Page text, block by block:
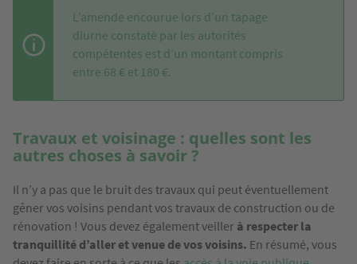
L’amende encourue lors d’un tapage
diurne constaté par les autorités
compétentes est d’un montant compris
entre 68 € et 180 €.
Travaux et voisinage : quelles sont les
autres choses à savoir ?
Il n’y a pas que le bruit des travaux qui peut éventuellement
gêner vos voisins pendant vos travaux de construction ou de
rénovation ! Vous devez également veiller à respecter la
tranquillité d’aller et venue de vos voisins. En résumé, vous